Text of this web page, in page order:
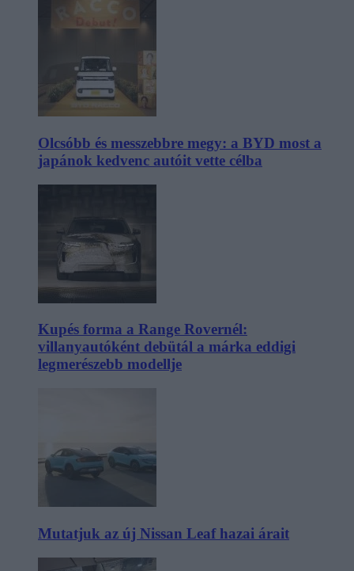
Olcsóbb és messzebbre megy: a BYD most a
japánok kedvenc autóit vette célba
Kupés forma a Range Rovernél:
villanyautóként debütál a márka eddigi
legmerészebb modellje
Mutatjuk az új Nissan Leaf hazai árait